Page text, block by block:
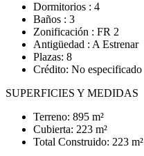
Dormitorios : 4
Baños : 3
Zonificación : FR 2
Antigüedad : A Estrenar
Plazas: 8
Crédito: No especificado
SUPERFICIES Y MEDIDAS
Terreno: 895 m²
Cubierta: 223 m²
Total Construido: 223 m²